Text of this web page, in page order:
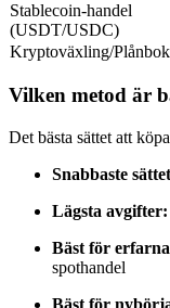
Gå med de
Bli en Copy
Njut av
Stablecoin-handel
(USDT/USDC)
Kryptoväxling/Plånbok
Vilken metod är
Det bästa sättet att
Snabbaste
Lägsta avgifter:
Bäst för
spothandel
Bäst för